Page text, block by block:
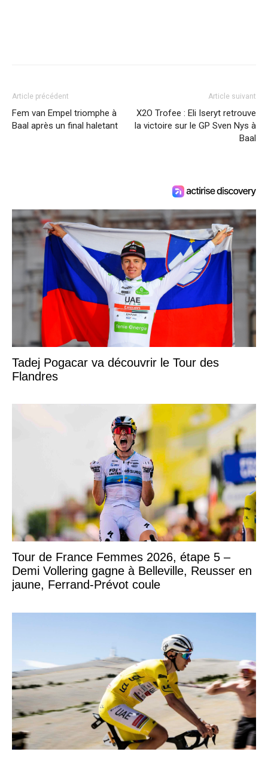
Article précédent
Fem van Empel triomphe à
Baal après un final haletant
Article suivant
X2O Trofee : Eli Iseryt retrouve
la victoire sur le GP Sven Nys à
Baal
Tadej Pogacar va découvrir le Tour des
Flandres
Tour de France Femmes 2026, étape 5 –
Demi Vollering gagne à Belleville, Reusser en
jaune, Ferrand-Prévot coule